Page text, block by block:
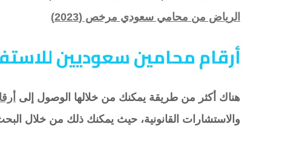
الرياض من محامي سعودي مرخص (2023)
أرقام محامين سعوديين
هناك أكثر من طريقة يمكنك من خلالها الوصول إلى
والاستشارات القانونية، حيث يمكنك ذلك من خلال